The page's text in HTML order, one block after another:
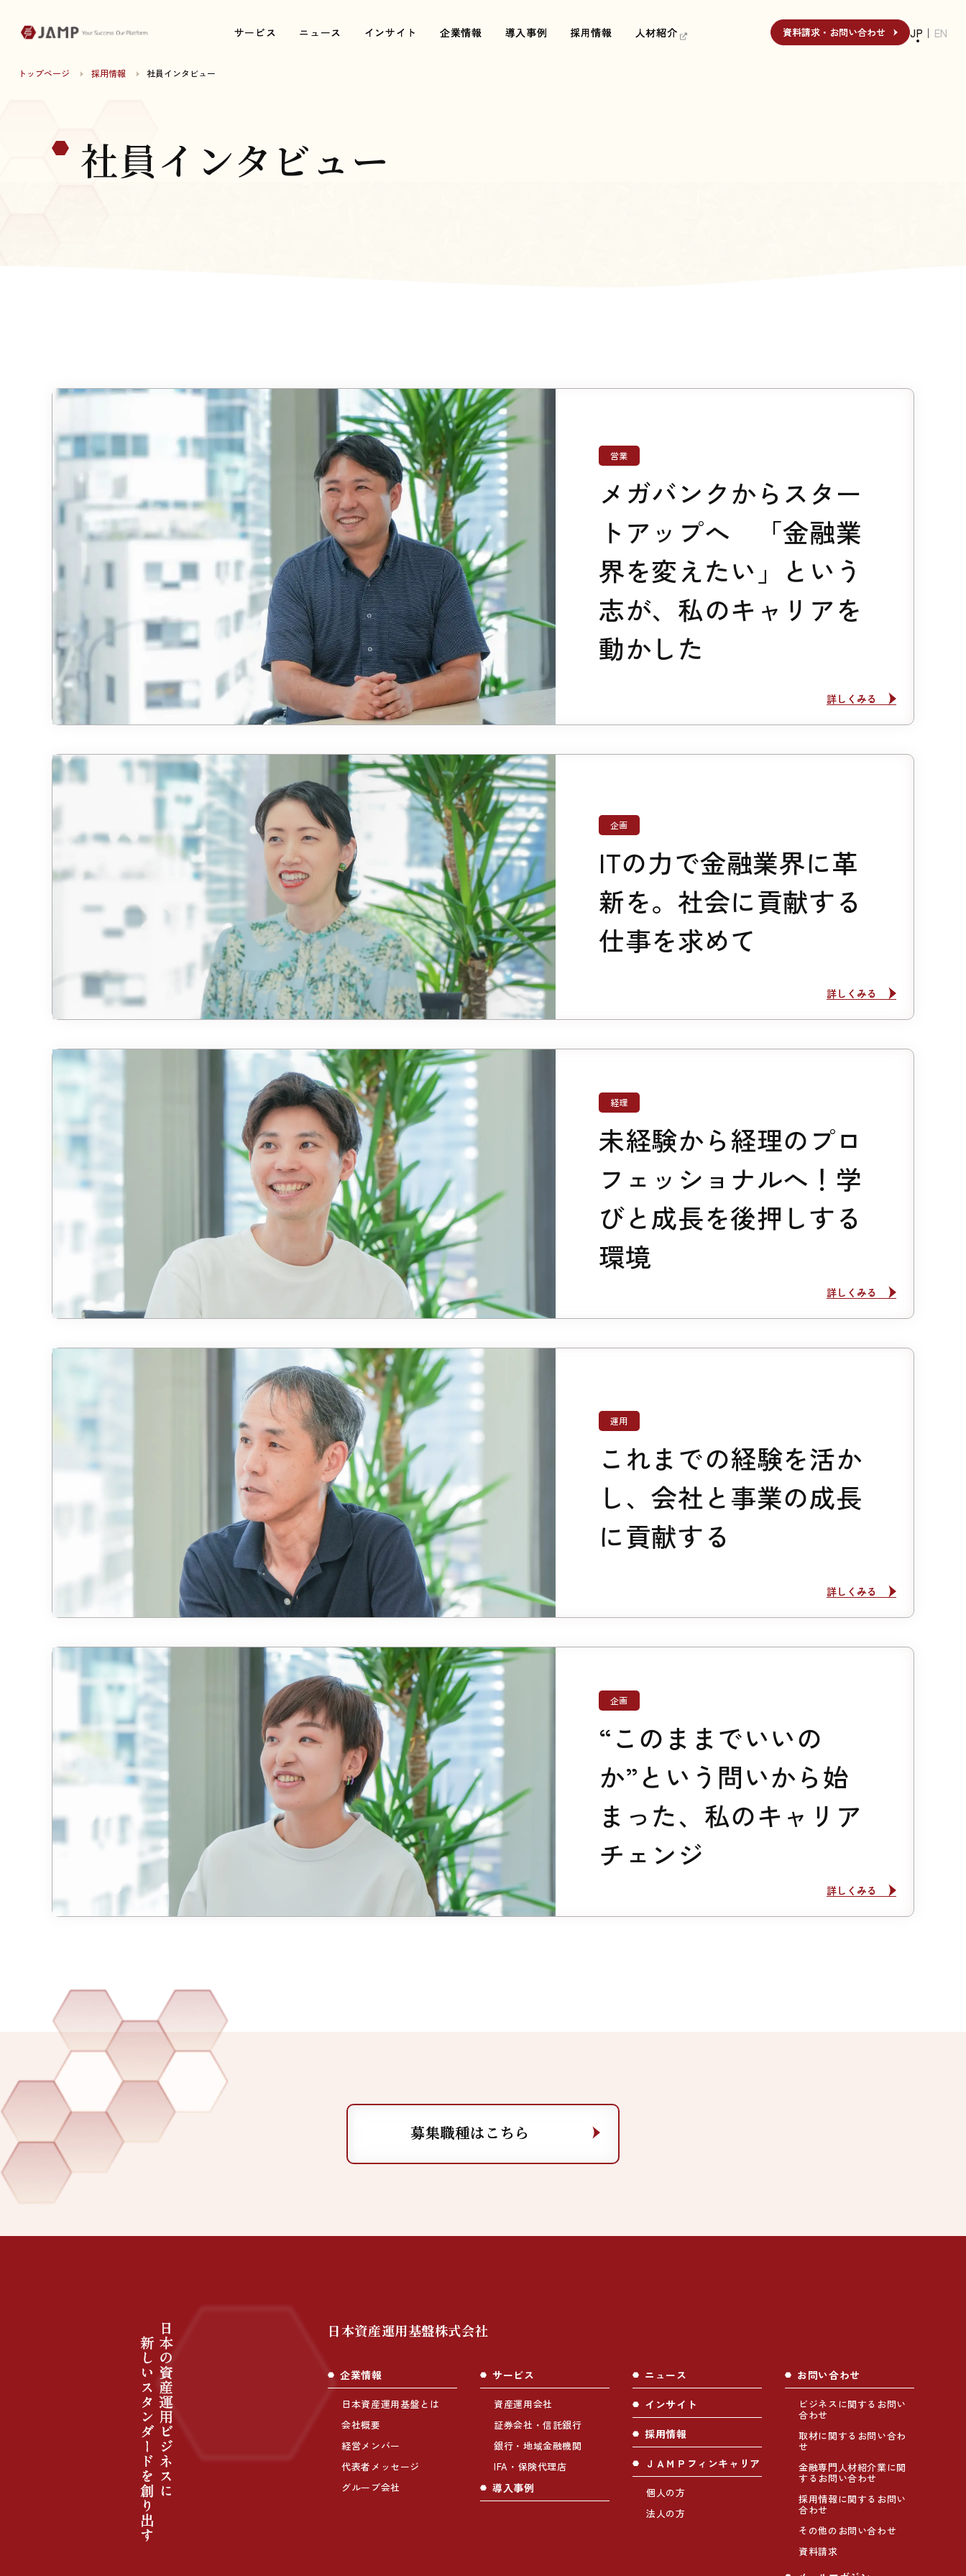
サービス
サービス ニュース
ニュース インサイト
インサイト 企業情報
企業情報 導入事例
導入事例 採用情報
採用情報 人材紹介
人材紹介 資料請求・お問い合わせ
資料請求・お問い合わせ JP ｜ EN
トップページ 採用情報 社員インタビュー
社員インタビュー
営業
メガバンクからスター
トアップへ 「金融業
界を変えたい」という
志が、私のキャリアを
動かした
詳しくみる
詳しくみる
企画
ITの力で金融業界に革
新を。社会に貢献する
仕事を求めて
詳しくみる
詳しくみる
経理
未経験から経理のプロ
フェッショナルへ！学
びと成長を後押しする
環境
詳しくみる
詳しくみる
運用
これまでの経験を活か
し、会社と事業の成長
に貢献する
詳しくみる
詳しくみる
企画
“このままでいいの
か”という問いから始
まった、私のキャリア
チェンジ
詳しくみる
詳しくみる
募集職種はこちら
募集職種はこちら
日本資産運用基盤株式会社
企業情報
日本資産運用基盤とは
会社概要
経営メンバー
代表者メッセージ
グループ会社
サービス
資産運用会社
証券会社・信託銀行
銀行・地域金融機関
IFA・保険代理店
導入事例
ニュース
インサイト
採用情報
ＪＡＭＰフィンキャリア
個人の方
法人の方
お問い合わせ
ビジネスに関するお問い
合わせ
取材に関するお問い合わ
せ
金融専門人材紹介業に関
するお問い合わせ
採用情報に関するお問い
合わせ
その他のお問い合わせ
資料請求